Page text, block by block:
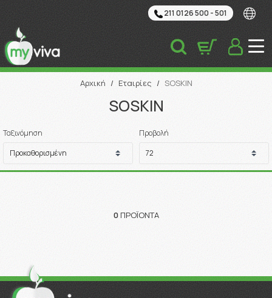
211 0126 500 - 501
Αναζήτηση
Αρχική / Εταιρίες / SOSKIN
SOSKIN
Ταξινόμηση Προβολή
0ΠΡΟΪΌΝΤΑ